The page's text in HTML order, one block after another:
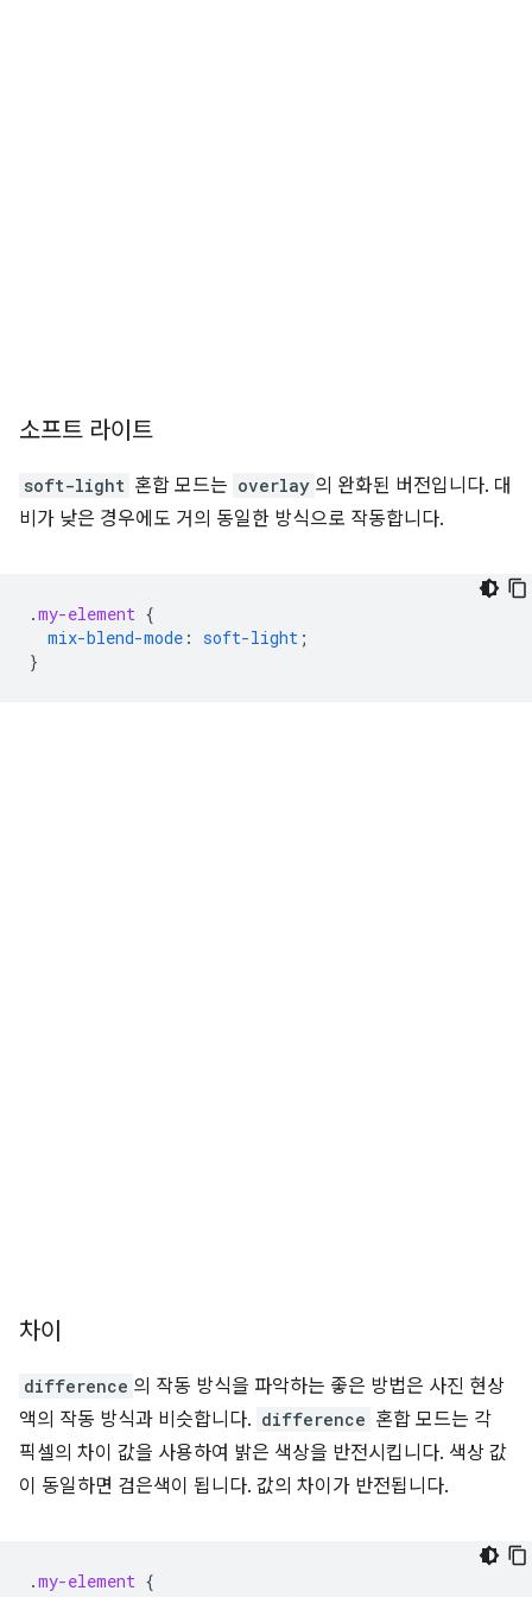
소프트 라이트
soft-light 혼합 모드는 overlay 의 완화된 버전입니다. 대
비가 낮은 경우에도 거의 동일한 방식으로 작동합니다.
.my-element {
mix-blend-mode : soft-light ;
}
차이
difference 의 작동 방식을 파악하는 좋은 방법은 사진 현상
액의 작동 방식과 비슷합니다. difference 혼합 모드는 각
픽셀의 차이 값을 사용하여 밝은 색상을 반전시킵니다. 색상 값
이 동일하면 검은색이 됩니다. 값의 차이가 반전됩니다.
.my-element {